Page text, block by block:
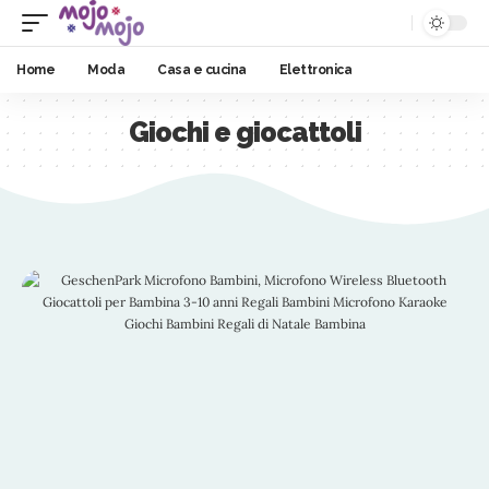
Home Moda Casa e cucina Elettronica
Giochi e giocattoli